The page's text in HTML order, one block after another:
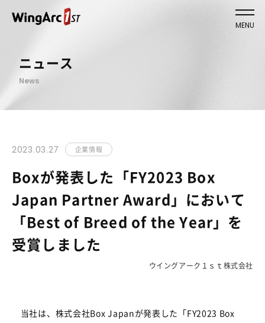
MENU
ニュース
News
2023.03.27 企業情報
Boxが発表した「FY2023 Box
Japan Partner Award」において
「Best of Breed of the Year」を
受賞しました
ウイングアーク１ｓｔ株式会社
当社は、株式会社Box Japanが発表した「FY2023 Box